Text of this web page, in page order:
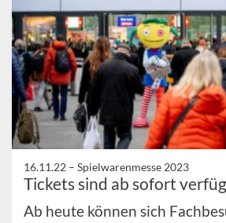
16.11.22 – Spielwarenmesse 2023
Tickets sind ab sofort
Ab heute können sich